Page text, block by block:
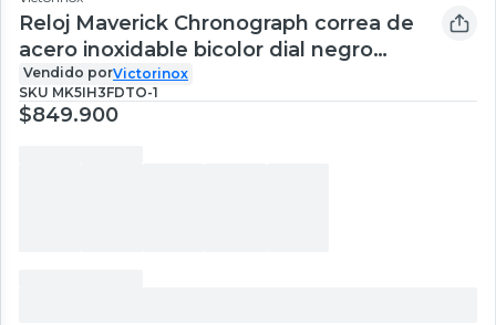
Reloj Maverick Chronograph correa de
acero inoxidable bicolor dial negro
Victorinox
Vendido porVictorinox
SKU MK5IH3FDTO-1
$849.900